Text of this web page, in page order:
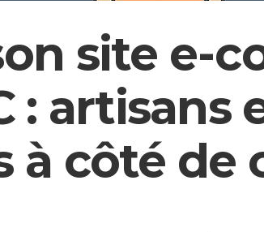
site e-
:
à côté